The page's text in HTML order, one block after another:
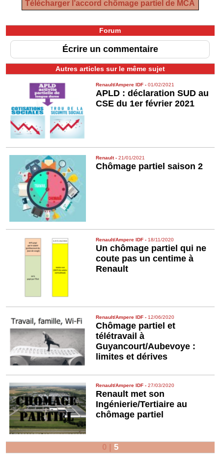
Télécharger l’accord chômage partiel de MCA
Forum
Écrire un commentaire
Autres articles sur le même sujet
Renault/Ampere IDF -01/02/2021
APLD : déclaration SUD au
CSE du 1er février 2021
Renault-21/01/2021
Chômage partiel saison 2
Renault/Ampere IDF - 18/11/2020
Un chômage partiel qui ne
coute pas un centime à
Renault
Renault/Ampere IDF - 12/06/2020
Chômage partiel et
télétravail à
Guyancourt/Aubevoye :
limites et dérives
Renault/Ampere IDF -27/03/2020
Renault met son
Ingénierie/Tertiaire au
chômage partiel
0| 5